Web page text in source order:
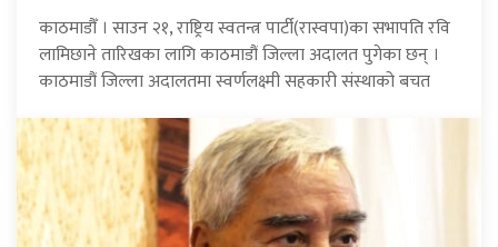
काठमाडौँ । साउन २१, राष्ट्रिय स्वतन्त्र पार्टी(रास्वपा)का सभापति रवि
लामिछाने तारिखका लागि काठमाडौं जिल्ला अदालत पुगेका छन् ।
काठमाडौं जिल्ला अदालतमा स्वर्णलक्ष्मी सहकारी संस्थाको बचत